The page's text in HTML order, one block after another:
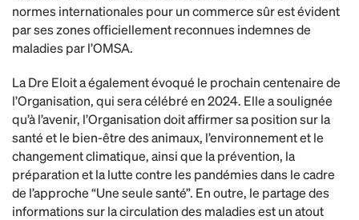
normes internationales pour un commerce sûr est évident
par ses zones officiellement reconnues indemnes de
maladies par l’OMSA.
La Dre Eloit a également évoqué le prochain centenaire de
l’Organisation, qui sera célébré en 2024. Elle a soulignée
qu’à l’avenir, l’Organisation doit affirmer sa position sur la
santé et le bien-être des animaux, l’environnement et le
changement climatique, ainsi que la prévention, la
préparation et la lutte contre les pandémies dans le cadre
de l’approche “Une seule santé”. En outre, le partage des
informations sur la circulation des maladies est un atout